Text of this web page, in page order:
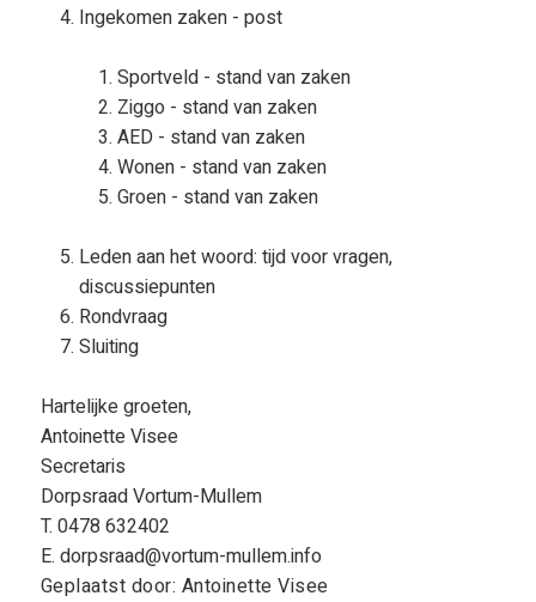
Ingekomen zaken - post
Sportveld - stand van zaken
Ziggo - stand van zaken
AED - stand van zaken
Wonen - stand van zaken
Groen - stand van zaken
Leden aan het woord: tijd voor vragen,
discussiepunten
Rondvraag
Sluiting
Hartelijke groeten,
Antoinette Visee
Secretaris
Dorpsraad Vortum-Mullem
T. 0478 632402
E. dorpsraad@vortum-mullem.info
Geplaatst door: Antoinette Visee